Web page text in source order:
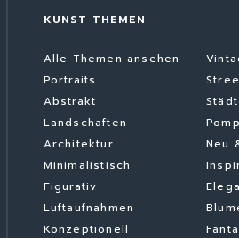
KUNST THEMEN
Alle Themen ansehen
Portraits
Abstrakt
Landschaften
Architektur
Minimalistisch
Figurativ
Luftaufnahmen
Konzeptionell
Neu